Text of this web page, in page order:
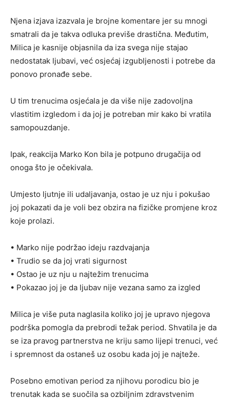
Njena izjava izazvala je brojne komentare jer su mnogi
smatrali da je takva odluka previše drastična. Međutim,
Milica je kasnije objasnila da iza svega nije stajao
nedostatak ljubavi, već osjećaj izgubljenosti i potrebe da
ponovo pronađe sebe.
U tim trenucima osjećala je da više nije zadovoljna
vlastitim izgledom i da joj je potreban mir kako bi vratila
samopouzdanje.
Ipak, reakcija Marko Kon bila je potpuno drugačija od
onoga što je očekivala.
Umjesto ljutnje ili udaljavanja, ostao je uz nju i pokušao
joj pokazati da je voli bez obzira na fizičke promjene kroz
koje prolazi.
• Marko nije podržao ideju razdvajanja
• Trudio se da joj vrati sigurnost
• Ostao je uz nju u najtežim trenucima
• Pokazao joj je da ljubav nije vezana samo za izgled
Milica je više puta naglasila koliko joj je upravo njegova
podrška pomogla da prebrodi težak period. Shvatila je da
se iza pravog partnerstva ne kriju samo lijepi trenuci, već
i spremnost da ostaneš uz osobu kada joj je najteže.
Posebno emotivan period za njihovu porodicu bio je
trenutak kada se suočila sa ozbiljnim zdravstvenim